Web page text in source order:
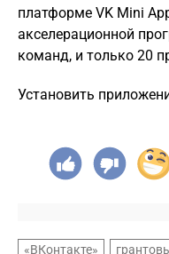
платформе VK Mini
акселерационной
команд, и только 20
Установить
«ВКонтакте»